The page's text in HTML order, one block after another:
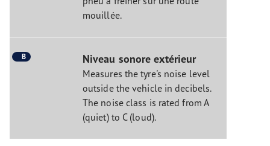
mouillée.
B Niveau sonore extérieur
Measures the tyre's noise level
outside the vehicle in decibels.
The noise class is rated from A
(quiet) to C (loud).